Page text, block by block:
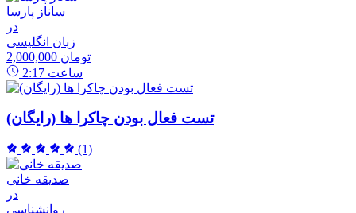
ساناز پارسا
در
زبان انگلیسی
2,000,000 تومان
2:17 ساعت
تست فعال بودن چاکرا ها (رایگان)
(1)
صدیقه خانی
در
روانشناسی